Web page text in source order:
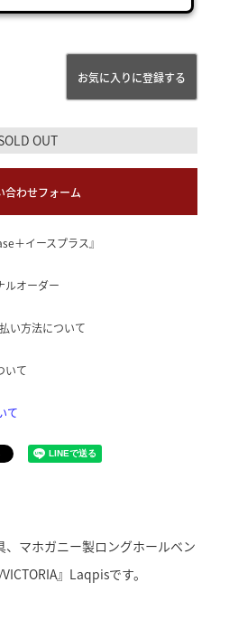
お気に入りに登録する
OUT
合わせフォーム
＋イースプラス』
ルオーダー
い方法について
いて
て
、マホガニー製ロングホールベン
』Laqpisです。